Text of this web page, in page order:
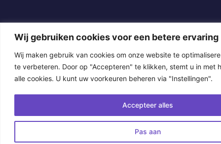
Wij gebruiken cookies voor een betere ervaring
Wij maken gebruik van cookies om onze website te
te verbeteren. Door op "Accepteren" te klikken, stemt u in met
alle cookies. U kunt uw voorkeuren beheren via "Instellingen".
Pas aan
Accepteer alles